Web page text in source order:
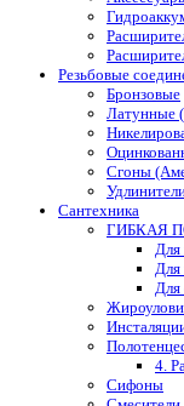
Резьбовые
Бронзовые
Латунные
Сгоны
Сантехника
ГИБКАЯ
Для
Для
4.
Сифоны